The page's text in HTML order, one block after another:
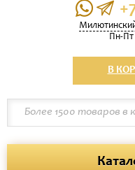
Пн-Пт
В